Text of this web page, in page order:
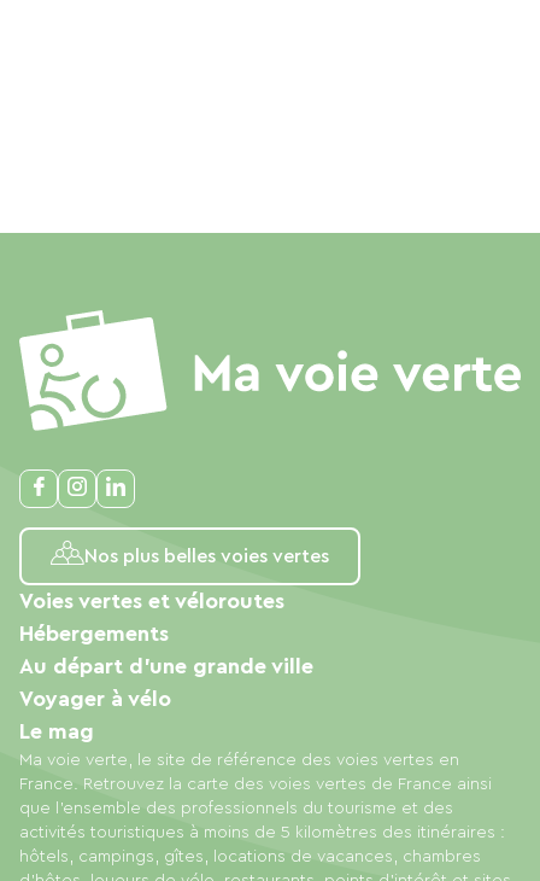
Nos plus belles voies vertes
Ma voie verte, le site de référence des voies vertes en
France. Retrouvez la carte des voies vertes de France ainsi
que l'ensemble des professionnels du tourisme et des
activités touristiques à moins de 5 kilomètres des itinéraires :
hôtels, campings, gîtes, locations de vacances, chambres
Voies vertes et véloroutes
Hébergements
Au départ d'une grande ville
Voyager à vélo
Le mag